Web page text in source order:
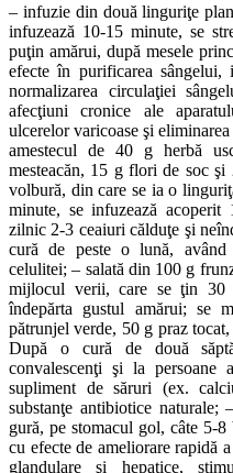
– infuzie din două linguriţe
infuzează 10-15 minute, se
puţin amărui, după mesele
efecte în purificarea sângelui,
normalizarea circulaţiei
afecţiuni cronice ale
ulcerelor varicoase şi
amestecul de 40 g herbă
mesteacăn, 15 g flori de soc şi
volbură, din care se ia o
minute, se infuzează acoperit
zilnic 2-3 ceaiuri călduţe şi
cură de peste o lună, având
celulitei; – salată din 100 g
mijlocul verii, care se ţin 30
îndepărta gustul amărui; se
pătrunjel verde, 50 g praz
După o cură de două
convalescenţi şi la persoane
supliment de săruri (ex.
substanţe antibiotice naturale;
gură, pe stomacul gol, câte 5-
cu efecte de ameliorare rapidă
glandulare şi hepatice,